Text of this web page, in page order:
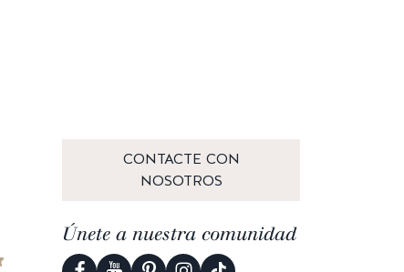
CONTACTE CON
NOSOTROS
Únete a nuestra comunidad